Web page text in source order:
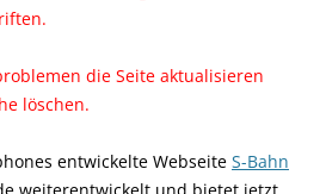
die Seite aktualisieren
löschen.
entwickelte Webseite S-Bahn